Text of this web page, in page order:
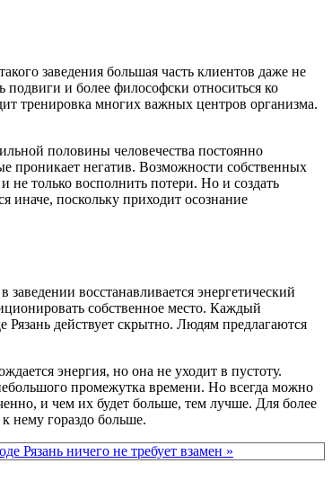
заведения большая часть клиентов даже не
и более философски относиться ко
тренировка многих важных центров организма.
половины человечества постоянно
проникает негатив. Возможности собственных
не только восполнить потери. Но и создать
иначе, поскольку приходит осознание
восстанавливается энергетический
собственное место. Каждый
действует скрытно. Людям предлагаются
энергия, но она не уходит в пустоту.
промежутка времени. Но всегда можно
и чем их будет больше, тем лучше. Для более
нему гораздо больше.
Рязань ничего не требует взамен »